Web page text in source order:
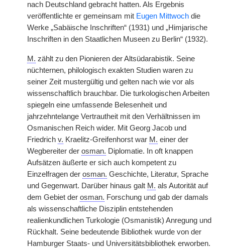
nach Deutschland gebracht hatten. Als Ergebnis
veröffentlichte er gemeinsam mit Eugen Mittwoch die
Werke „Sabäische Inschriften“ (1931) und „Himjarische
Inschriften in den Staatlichen Museen zu Berlin“ (1932).
M. zählt zu den Pionieren der Altsüdarabistik. Seine
nüchternen, philologisch exakten Studien waren zu
seiner Zeit mustergültig und gelten nach wie vor als
wissenschaftlich brauchbar. Die turkologischen Arbeiten
spiegeln eine umfassende Belesenheit und
jahrzehntelange Vertrautheit mit den Verhältnissen im
Osmanischen Reich wider. Mit Georg Jacob und
Friedrich v. Kraelitz-Greifenhorst war M. einer der
Wegbereiter der osman. Diplomatie. In oft knappen
Aufsätzen äußerte er sich auch kompetent zu
Einzelfragen der osman. Geschichte, Literatur, Sprache
und Gegenwart. Darüber hinaus galt M. als Autorität auf
dem Gebiet der osman. Forschung und gab der damals
als wissenschaftliche Disziplin entstehenden
realienkundlichen Turkologie (Osmanistik) Anregung und
Rückhalt. Seine bedeutende Bibliothek wurde von der
Hamburger Staats- und Universitätsbibliothek erworben.